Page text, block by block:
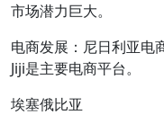
市场潜力巨大。
电商发展：尼日利亚电
Jiji是主要电商平台。
埃塞俄比亚